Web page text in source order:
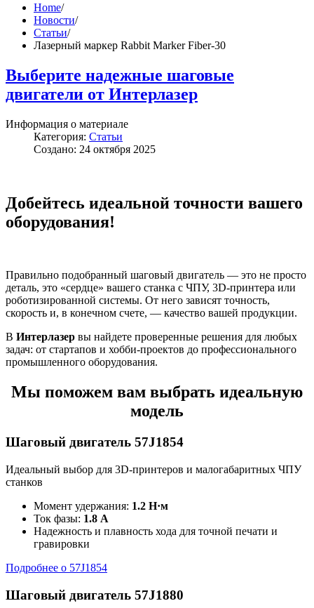
Home/
Новости/
Статьи/
Лазерный маркер Rabbit Marker Fiber-30
Выберите надежные шаговые
двигатели от Интерлазер
Информация о материале
Категория: Статьи
Создано: 24 октября 2025
Добейтесь идеальной точности вашего
оборудования!
Правильно подобранный шаговый двигатель — это не просто
деталь, это «сердце» вашего станка с ЧПУ, 3D-принтера или
роботизированной системы. От него зависят точность,
скорость и, в конечном счете, — качество вашей продукции.
В Интерлазер вы найдете проверенные решения для любых
задач: от стартапов и хобби-проектов до профессионального
промышленного оборудования.
Мы поможем вам выбрать идеальную
модель
Шаговый двигатель 57J1854
Идеальный выбор для 3D-принтеров и малогабаритных ЧПУ
станков
Момент удержания: 1.2 Н·м
Ток фазы: 1.8 А
Надежность и плавность хода для точной печати и
гравировки
Подробнее о 57J1854
Шаговый двигатель 57J1880